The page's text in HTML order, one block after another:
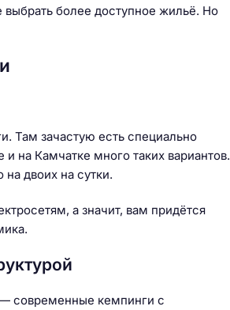
более доступное жильё. Но
Там зачастую есть специально
на Камчатке много таких вариантов.
двоих на сутки.
а значит, вам придётся
— современные кемпинги с